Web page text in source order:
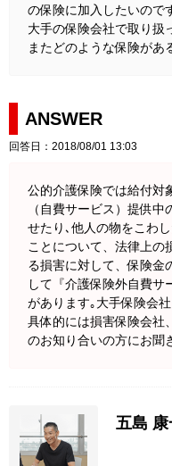
の保険に加入したいので
大手の保険会社で取り扱
またどのような保険があ
ANSWER
回答日：2018/08/01 13:03
公的介護保険では給付対
（自費サービス）提供
せたり､他人の物をこわ
ことについて、法律上の
る損害に対して、保険金
して『介護保険外自費サ
があります｡大手保険会
具体的には損害保険会社
のお知り合いの方にお聞
五島 康